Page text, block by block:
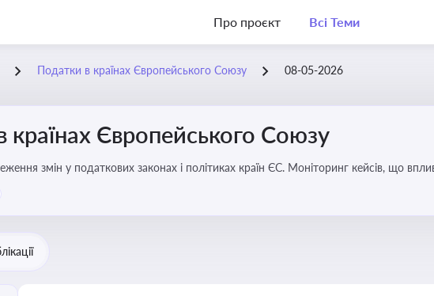
Про проєкт Всі Теми
Податки в країнах Європейського Союзу 08-05-2026
країнах Європейського Союзу
змін у податкових законах і політиках країн ЄС. Моніторинг кейсів, що